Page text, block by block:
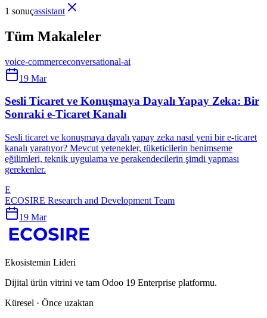
1 sonuçassistant
Tüm Makaleler
voice-commerceconversational-ai
19 Mar
Sesli Ticaret ve Konuşmaya Dayalı Yapay Zeka: Bir
Sonraki e-Ticaret Kanalı
Sesli ticaret ve konuşmaya dayalı yapay zeka nasıl yeni bir e-ticaret
kanalı yaratıyor? Mevcut yetenekler, tüketicilerin benimseme
eğilimleri, teknik uygulama ve perakendecilerin şimdi yapması
gerekenler.
E
ECOSIRE Research and Development Team
19 Mar
Ekosistemin Lideri
Dijital ürün vitrini ve tam Odoo 19 Enterprise platformu.
Küresel · Önce uzaktan